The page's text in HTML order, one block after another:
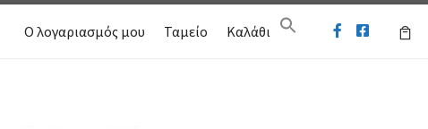
Ο λογαριασμός μου Ταμείο Καλάθι